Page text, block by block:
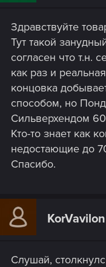
Здравствуйте
Тут такой
согласен что т.н.
как раз и
концовка
способом, но
Сильверхендом
Кто-то знает как
недостающие до
Спасибо.
KorVavilon
Слушай,